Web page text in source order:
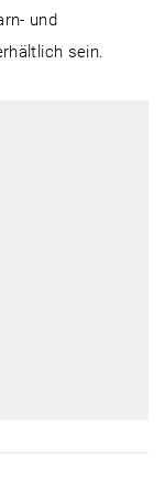
und
sein.